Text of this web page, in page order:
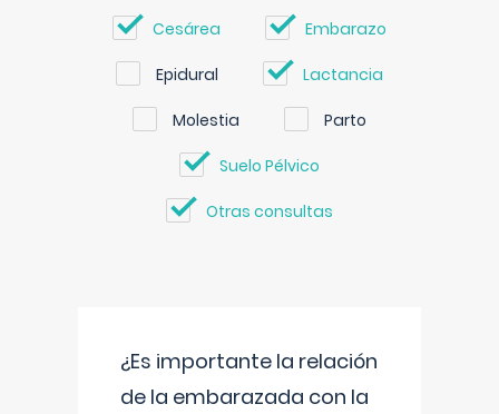
Cesárea Embarazo
Epidural Lactancia
Molestia Parto
Suelo Pélvico
Otras consultas
¿Es importante la relación
de la embarazada con la